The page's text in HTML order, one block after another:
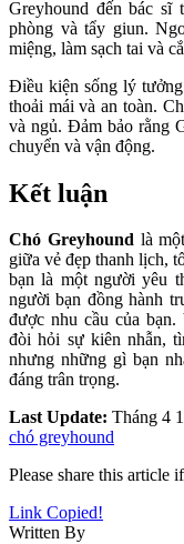
Greyhound đến bác
phòng và tẩy giun.
miệng, làm sạch tai và
Điều kiện sống lý
thoải mái và an toàn.
và ngủ. Đảm bảo rằng
chuyển và vận động.
Kết luận
Chó Greyhoundlà
giữa vẻ đẹp thanh lịch,
bạn là một người yêu
người bạn đồng hành
được nhu cầu của
đòi hỏi sự kiên nhẫn,
nhưng những gì bạn
đáng trân trọng.
Last Update: Tháng 4
chó greyhound
Please share this article
Link Copied!
Written By